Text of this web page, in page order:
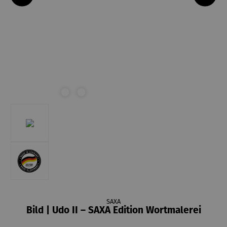
SAXA
Bild | Udo II – SAXA Edition Wortmalerei